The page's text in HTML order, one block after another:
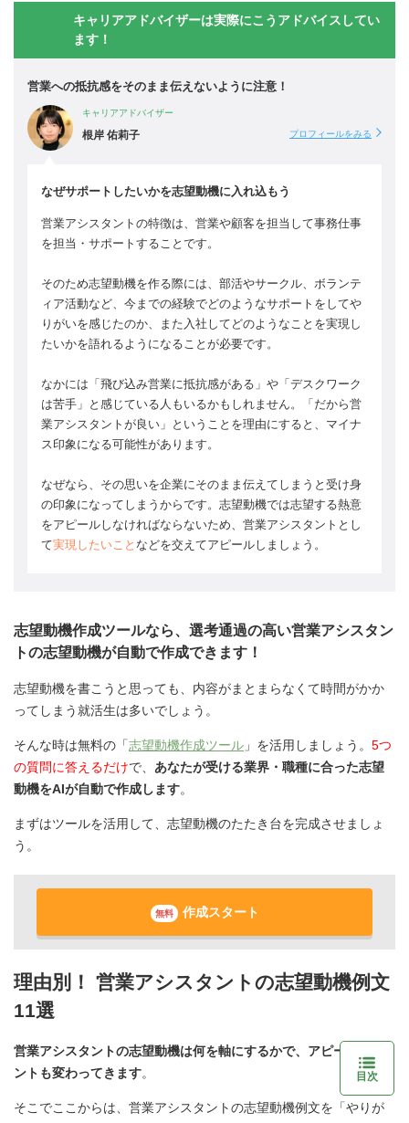
キャリアアドバイザーは実際にこうアドバイスしてい
ます！
営業への抵抗感をそのまま伝えないように注意！
キャリアアドバイザー
根岸 佑莉子 プロフィールをみる
なぜサポートしたいかを志望動機に入れ込もう
営業アシスタントの特徴は、営業や顧客を担当して事務仕事
を担当・サポートすることです。
そのため志望動機を作る際には、部活やサークル、ボランテ
ィア活動など、今までの経験でどのようなサポートをしてや
りがいを感じたのか、また入社してどのようなことを実現し
たいかを語れるようになることが必要です。
なかには「飛び込み営業に抵抗感がある」や「デスクワーク
は苦手」と感じている人もいるかもしれません。「だから営
業アシスタントが良い」ということを理由にすると、マイナ
ス印象になる可能性があります。
なぜなら、その思いを企業にそのまま伝えてしまうと受け身
の印象になってしまうからです。志望動機では志望する熱意
をアピールしなければならないため、営業アシスタントとし
て実現したいこと などを交えてアピールしましょう。
志望動機作成ツールなら、選考通過の高い営業アシスタン
トの志望動機が自動で作成できます！
志望動機を書こうと思っても、内容がまとまらなくて時間がかか
ってしまう就活生は多いでしょう。
そんな時は無料の「志望動機作成ツール 」を活用しましょう。 5つ
の質問に答えるだけで、 あなたが受ける業界・職種に合った志望
動機をAIが自動で作成します。
まずはツールを活用して、志望動機のたたき台を完成させましょ
う。
無料 作成スタート
理由別！ 営業アシスタントの志望動機例文
11選
営業アシスタントの志望動機は何を軸にするかで、アピールポイ
ントも変わってきます。
そこでここからは、営業アシスタントの志望動機例文を「やりが
目次